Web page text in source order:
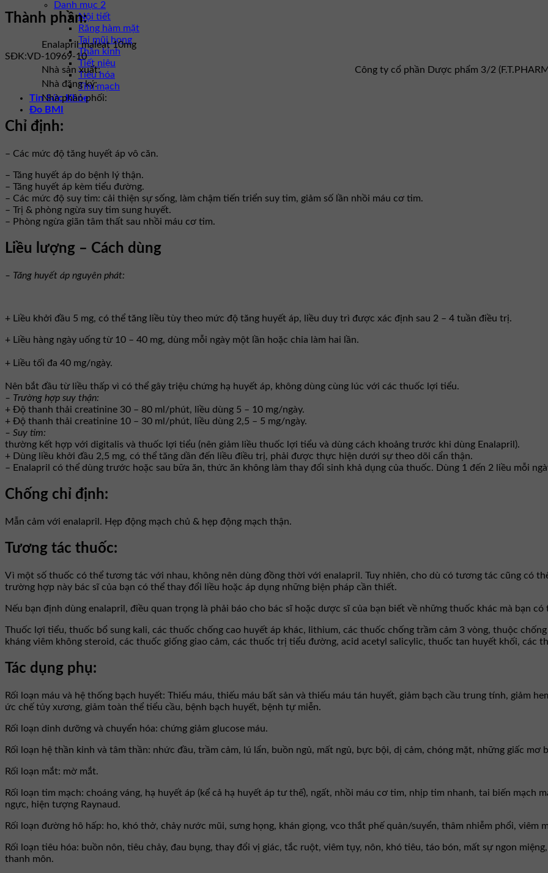
Danh mục 2
Nội tiết
Răng hàm mặt
Tai mũi họng
Thần kinh
Tiết niệu
Tiêu hóa
Tim mạch
Tin Sức Khỏe
Đo BMI
Thành phần:
Enalapril maleat 10mg
SĐK:VD-10969-10
Nhà sản xuất:
Công ty cổ phần Dược phẩm 3/2
Nhà đăng ký:
Nhà phân phối:
Chỉ định:
– Các mức độ tăng huyết áp vô căn.
– Tăng huyết áp do bệnh lý thận.
– Tăng huyết áp kèm tiểu đường.
– Các mức độ suy tim: cải thiện sự sống, làm chậm tiến triển suy tim, giảm số lần nhồi máu cơ tim.
– Trị & phòng ngừa suy tim sung huyết.
– Phòng ngừa giãn tâm thất sau nhồi máu cơ tim.
Liều lượng – Cách dùng
– Tăng huyết áp nguyên phát:
+ Liều khởi đầu 5 mg, có thể tăng liều tùy theo mức độ tăng huyết áp, liều duy trì được xác định sau 2 – 4 tuần điều trị.
+ Liều hàng ngày uống từ 10 – 40 mg, dùng mỗi ngày một lần hoặc chia làm hai lần.
+ Liều tối đa 40 mg/ngày.
Nên bắt đầu từ liều thấp vì có thể gây triệu chứng hạ huyết áp, không dùng cùng lúc với các thuốc lợi tiểu.
– Trường hợp suy thận:
+ Độ thanh thải creatinine 30 – 80 ml/phút, liều dùng 5 – 10 mg/ngày.
+ Độ thanh thải creatinine 10 – 30 ml/phút, liều dùng 2,5 – 5 mg/ngày.
– Suy tim:
thường kết hợp với digitalis và thuốc lợi tiểu (nên giảm liều thuốc lợi tiểu và dùng cách khoảng trước khi dùng Enalapril).
+ Dùng liều khởi đầu 2,5 mg, có thể tăng dần đến liều điều trị, phải được thực hiện dưới sự theo dõi cẩn thận.
– Enalapril có thể dùng trước hoặc sau bữa ăn, thức ăn không làm thay đổi sinh khả dụng của thuốc. Dùng 1 đến 2 liều mỗi
Chống chỉ định:
Mẫn cảm với enalapril. Hẹp động mạch chủ & hẹp động mạch thận.
Tương tác thuốc:
Vì một số thuốc có thể tương tác với nhau, không nên dùng đồng thời với enalapril. Tuy nhiên, cho dù có tương tác cũng có
trường hợp này bác sĩ của bạn có thể thay đổi liều hoặc áp dụng những biện pháp cần thiết.
Nếu bạn định dùng enalapril, điều quan trọng là phải báo cho bác sĩ hoặc dược sĩ của bạn biết về những thuốc khác mà bạn
Thuốc lợi tiểu, thuốc bổ sung kali, các thuốc chống cao huyết áp khác, lithium, các thuốc chống trầm cảm 3 vòng, thuộc
kháng viêm không steroid, các thuốc giống giao cảm, các thuốc trị tiểu đường, acid acetyl salicylic, thuốc tan huyết khối, các
Tác dụng phụ:
Rối loạn máu và hệ thống bạch huyết: Thiếu máu, thiếu máu bất sản và thiếu máu tán huyết, giảm bạch cầu trung tính, giảm
ức chế tủy xương, giảm toàn thể tiểu cầu, bệnh bạch huyết, bệnh tự miễn.
Rối loạn dinh dưỡng và chuyển hóa: chứng giảm glucose máu.
Rối loạn hệ thần kinh và tâm thần: nhức đầu, trầm cảm, lú lẩn, buồn ngủ, mất ngủ, bực bội, dị cảm, chóng mặt, những giấc mơ
Rối loạn mắt: mờ mắt.
Rối loạn tim mạch: choáng váng, hạ huyết áp (kể cả hạ huyết áp tư thế), ngất, nhồi máu cơ tim, nhịp tim nhanh, tai biến mạch
ngực, hiện tượng Raynaud.
Rối loạn đường hô hấp: ho, khó thở, chảy nước mũi, sưng họng, khán giọng, vco thắt phế quản/suyển, thâm nhiễm phổi, viêm
Rối loạn tiêu hóa: buồn nôn, tiêu chảy, đau bụng, thay đổi vị giác, tắc ruột, viêm tụy, nôn, khó tiêu, táo bón, mất sự ngon
thanh môn.